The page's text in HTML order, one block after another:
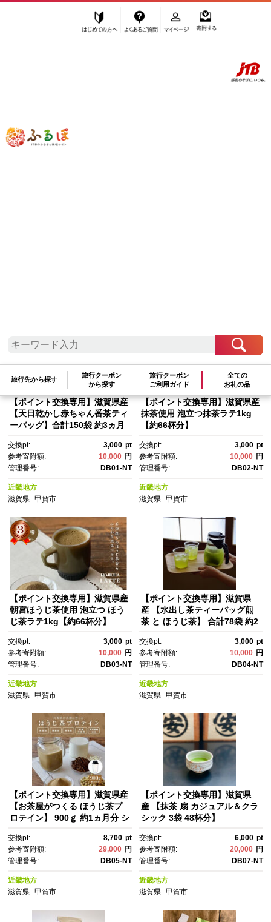
ふるぽ JTBのふるさと納税サイト
旅行先から探す
旅行クーポン
から探す
旅行クーポン
ご利用ガイド
全ての
お礼の品
【ポイント交換専用】滋賀県産
【天日乾かし赤ちゃん番茶ティ
ーバッグ】合計150袋 約3ヵ月
交換pt: 3,000 pt
参考寄附額:
10,000 円
管理番号:
DB01-NT
近畿地方
滋賀県
甲賀市
【ポイント交換専用】滋賀県産
抹茶使用 泡立つ抹茶ラテ1kg
【約66杯分】
交換pt: 3,000 pt
参考寄附額:
10,000 円
管理番号:
DB02-NT
近畿地方
滋賀県 甲賀市
【ポイント交換専用】滋賀県産
朝宮ほうじ茶使用 泡立つ ほう
じ茶ラテ1kg【約66杯分】
交換pt: 3,000 pt
参考寄附額:
10,000 円
管理番号:
DB03-NT
近畿地方
滋賀県
甲賀市
【ポイント交換専用】滋賀県
産 【水出し茶ティーバッグ煎
茶 と ほうじ茶】 合計78袋 約2
交換pt: 3,000 pt
参考寄附額:
10,000 円
管理番号:
DB04-NT
近畿地方
滋賀県 甲賀市
【ポイント交換専用】滋賀県産
【お茶屋がつくる ほうじ茶プ
ロテイン】 900ｇ 約1ヵ月分 シ
交換pt: 8,700 pt
参考寄附額:
29,000 円
管理番号:
DB05-NT
近畿地方
滋賀県
甲賀市
【ポイント交換専用】滋賀県
産 【抹茶 扇 カジュアル＆クラ
シック 3袋 48杯分】
交換pt: 6,000 pt
参考寄附額:
20,000 円
管理番号:
DB07-NT
近畿地方
滋賀県 甲賀市